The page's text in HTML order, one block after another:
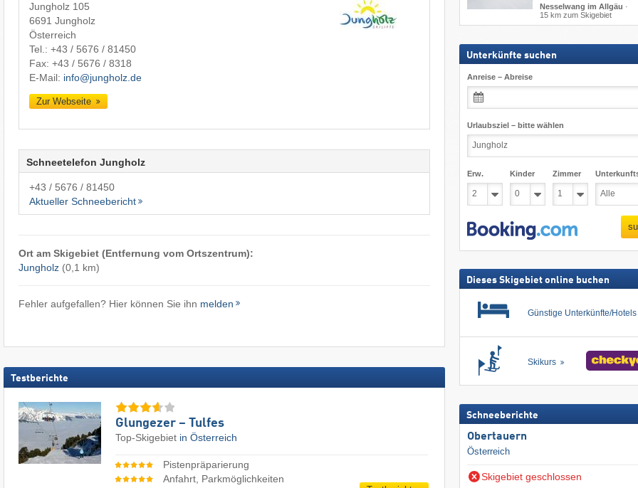
Jungholz 105
6691 Jungholz
Österreich
Tel.: +43 / 5676 / 81450
Fax: +43 / 5676 / 8318
E-Mail: info@jungholz.de
Zur Webseite
Schneetelefon Jungholz
+43 / 5676 / 81450
Aktueller Schneebericht
Ort am Skigebiet (Entfernung vom Ortszentrum):
Jungholz(0,1 km)
Fehler aufgefallen? Hier können Sie ihn melden
Testberichte
Glungezer – Tulfes
Top-Skigebiet in Österreich
Pistenpräparierung
Anfahrt, Parkmöglichkeiten
Nesselwang im Allgäu ·
15 km zum Skigebiet
Unterkünfte suchen
Anreise – Abreise
Urlaubsziel – bitte wählen
Erw. Kinder Zimmer
Dieses Skigebiet online buchen
Günstige Unterkünfte/Hotels
Skikurs
Schneeberichte
Obertauern
Österreich
Skigebiet geschlossen